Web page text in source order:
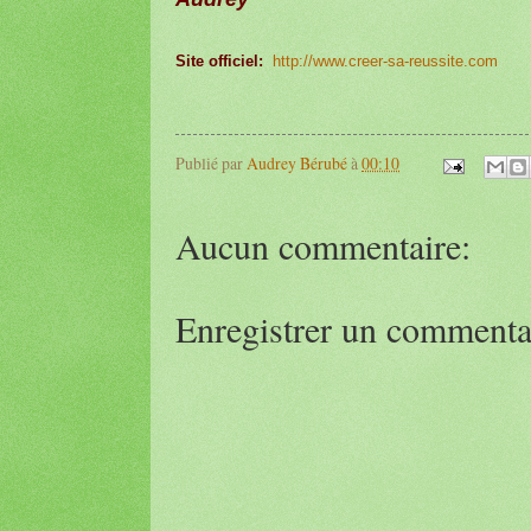
Site officiel: http://www.creer-sa-reussite.com
Publié parAudrey Bérubéà00:10
Aucun commentaire:
Enregistrer un